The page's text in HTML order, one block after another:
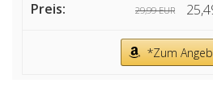
29,99 EUR
*Zum